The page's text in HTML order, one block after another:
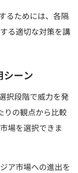
るためには、各隔
る適切な対策を講
ーン
択段階で威力を発
りの観点から比較
場を選択できま
ア市場への進出を